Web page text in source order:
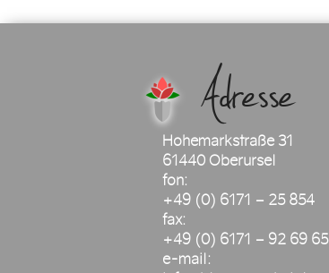
Adresse
Hohemarkstraße 31
61440 Oberursel
fon:
+49 (0) 6171 – 25 854
fax:
+49 (0) 6171 – 92 69 65
e-mail: